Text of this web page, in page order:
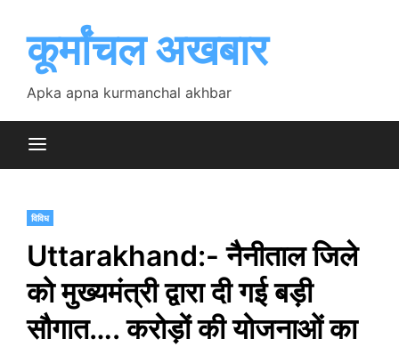
contentकूर्मांचल अखबार
Apka apna kurmanchal akhbar
विविध
Uttarakhand:- नैनीताल जिले
को मुख्यमंत्री द्वारा दी गई बड़ी
सौगात…. करोड़ों की योजनाओं का